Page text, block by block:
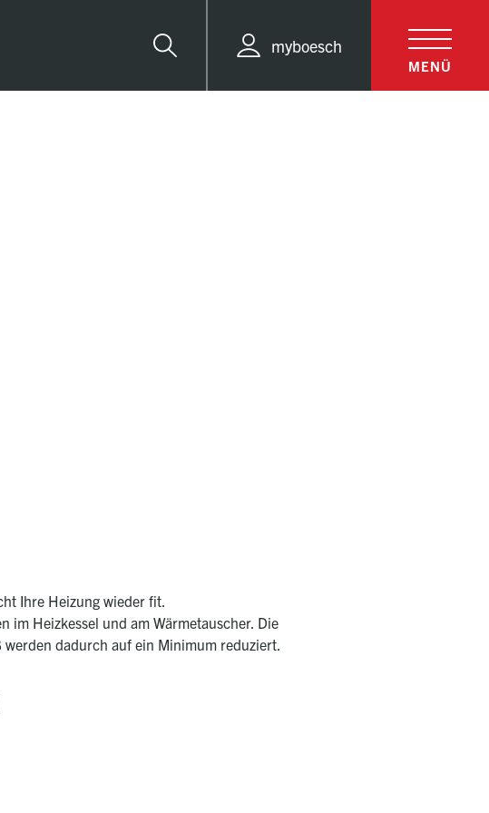
Suche
myboesch
MENÜ
Ihre Heizung wieder ﬁt.
im Heizkessel und am Wärmetauscher. Die
dadurch auf ein Minimum reduziert.